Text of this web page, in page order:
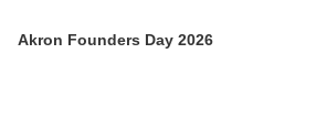
Akron Founders Day 2026